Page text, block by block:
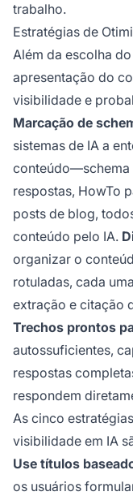
trabalho.
Estratégias de
Além da escolha
apresentação do
visibilidade e
Marcação de
sistemas de IA a
conteúdo—schema
respostas, HowTo
posts de blog,
conteúdo pelo IA.
organizar o
rotuladas, cada
extração e citação
Trechos prontos
autossuficientes,
respostas
respondem
As cinco
visibilidade em IA
Use títulos
os usuários